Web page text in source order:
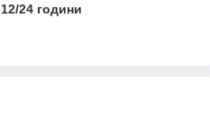
12/24 години